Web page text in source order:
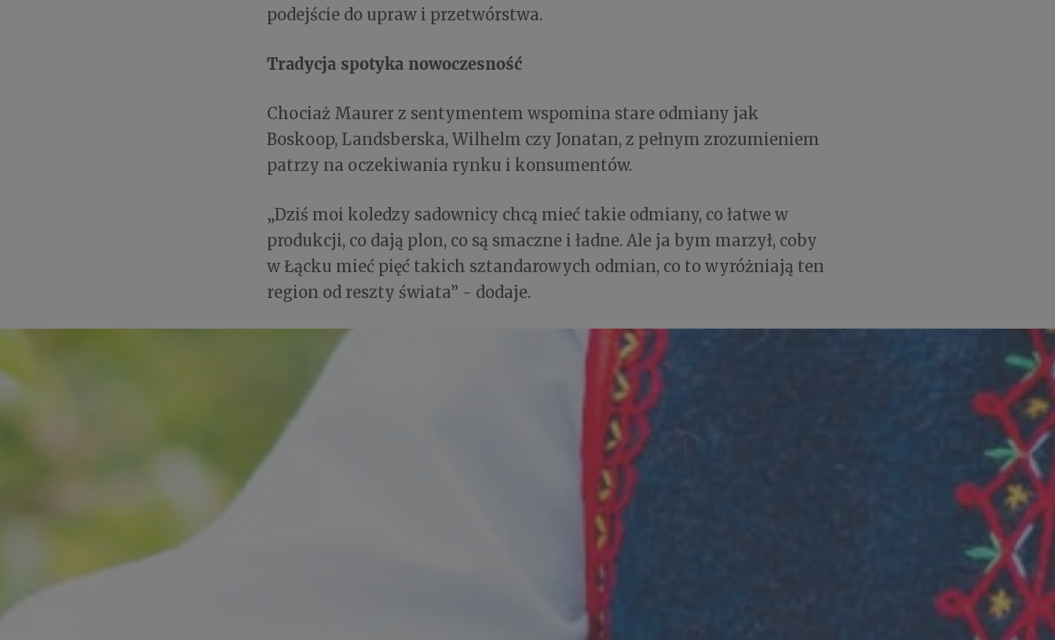
podejście do upraw i przetwórstwa.
Tradycja spotyka nowoczesność
Chociaż Maurer z sentymentem wspomina stare odmiany jak
Boskoop, Landsberska, Wilhelm czy Jonatan, z pełnym zrozumieniem
patrzy na oczekiwania rynku i konsumentów.
„Dziś moi koledzy sadownicy chcą mieć takie odmiany, co łatwe w
produkcji, co dają plon, co są smaczne i ładne. Ale ja bym marzył, coby
w Łącku mieć pięć takich sztandarowych odmian, co to wyróżniają ten
region od reszty świata” - dodaje.